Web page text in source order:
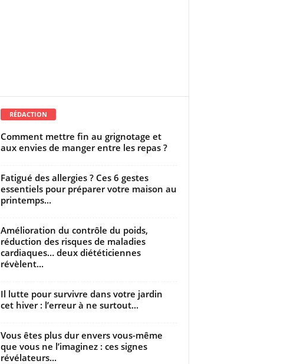
RÉDACTION
Comment mettre fin au grignotage et
aux envies de manger entre les repas ?
Fatigué des allergies ? Ces 6 gestes
essentiels pour préparer votre maison au
printemps...
Amélioration du contrôle du poids,
réduction des risques de maladies
cardiaques… deux diététiciennes
révèlent...
Il lutte pour survivre dans votre jardin
cet hiver : l’erreur à ne surtout...
Vous êtes plus dur envers vous-même
que vous ne l’imaginez : ces signes
révélateurs...